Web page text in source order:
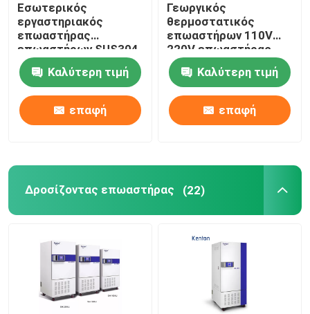
Εσωτερικός
εργαστηριακός
επωαστήρας
επωαστήρων SUS304
υψηλής ακρίβειας
βακτηριολογικός
Καλύτερη τιμή
επαφή
Γεωργικός
θερμοστατικός
επωαστήρων 110V
220V επωαστήρας
βιοχημείας βάσης
φορητόςΚαλύτερη τιμή
επαφή
Δροσίζοντας επωαστήρας (22)